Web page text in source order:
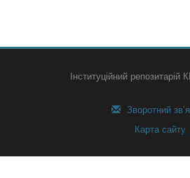
Інституційний
Зворотний
Карта сайту